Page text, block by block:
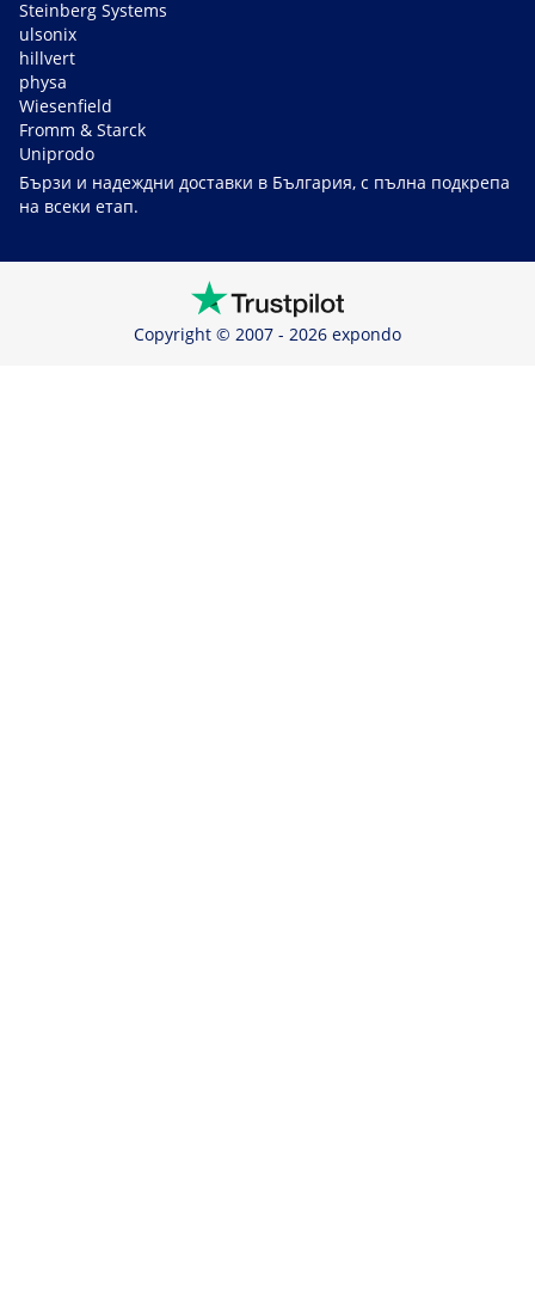
Steinberg Systems
ulsonix
hillvert
physa
Wiesenfield
Fromm & Starck
Uniprodo
Бързи и надеждни доставки в България, с пълна подкрепа
на всеки етап.
Copyright © 2007 - 2026 expondo